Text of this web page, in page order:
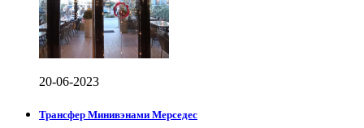
20-06-2023
Трансфер Минивэнами Мерседес